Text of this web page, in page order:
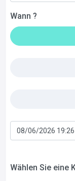
Wann ?
Wählen Sie eine